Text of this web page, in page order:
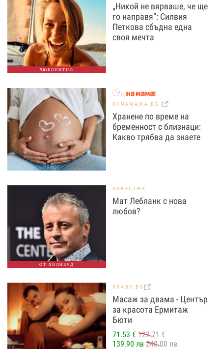
ЛЮБОПИТНО
„Никой не вярваше, че ще
го направя“: Силвия
Петкова сбъдна една
своя мечта
OHNAMAMA.BG
Хранене по време на
бременност с близнаци:
Какво трябва да знаете
ОТ ХОЛИВУД
ИЗВЕСТНИ
Мат Лебланк с нова
любов?
GRABO.BG
Масаж за двама - Център
за красота Ермитаж
Бюти
71.53 € 122.71 €
139.90 лв 240.00 лв